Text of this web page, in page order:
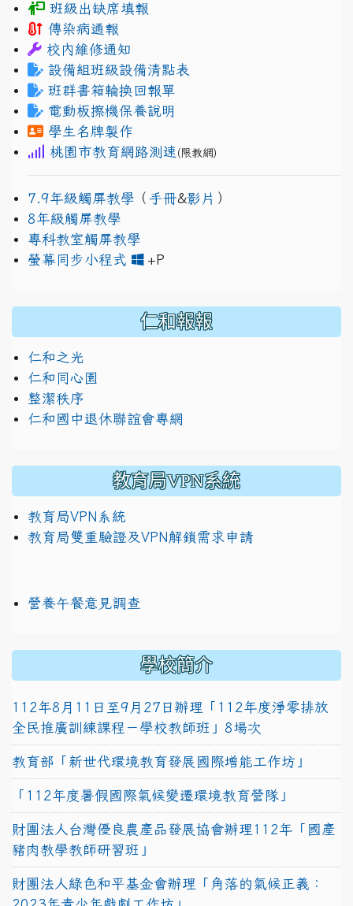
班級出缺席填報
傳染病通報
校內維修通知
設備組班級設備清點表
班群書箱輪換回報單
電動板擦機保養說明
學生名牌製作
桃園市教育網路測速 (限教網)
7.9年級觸屏教學 （ 手冊&影片 ）
8年級觸屏教學
專科教室觸屏教學
螢幕同步小程式
+P
仁和報報
仁和之光
仁和同心園
整潔秩序
仁和國中退休聯誼會專網
教育局VPN系統
教育局VPN系統
教育局雙重驗證及VPN解鎖需求申請
營養午餐意見調查
學校簡介
112年8月11日至9月27日辦理「112年度淨零排放
全民推廣訓練課程－學校教師班」8場次
教育部「新世代環境教育發展國際增能工作坊」
「112年度暑假國際氣候變遷環境教育營隊」
財團法人台灣優良農產品發展協會辦理112年「國產
豬肉教學教師研習班」
財團法人綠色和平基金會辦理「角落的氣候正義：